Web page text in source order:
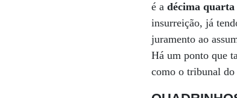
é adécima
insurreição, já
juramento ao
Há um ponto que
como o tribunal do